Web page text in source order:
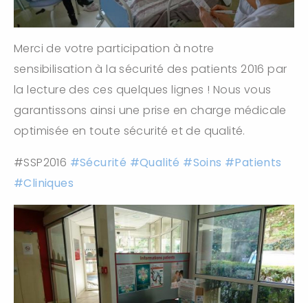
Merci de votre participation à notre
sensibilisation à la sécurité des patients 2016 par
la lecture des ces quelques lignes ! Nous vous
garantissons ainsi une prise en charge médicale
optimisée en toute sécurité et de qualité.
#SSP2016 #Sécurité #Qualité #Soins #Patients
#Cliniques